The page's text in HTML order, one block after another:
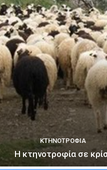
ΚΤΗΝΟΤΡΟΦΊΑ
Η κτηνοτροφία σε